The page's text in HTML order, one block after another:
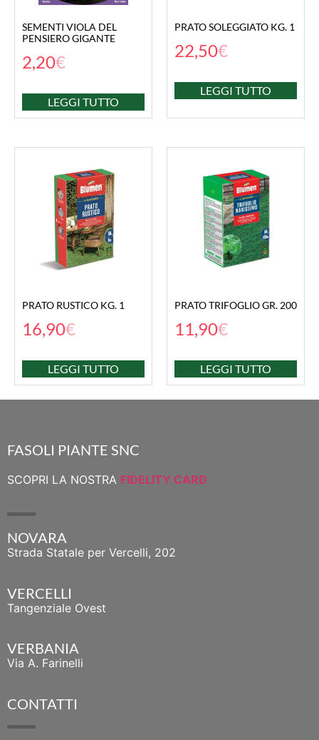
SEMENTI VIOLA DEL
PENSIERO GIGANTE
2,20€
LEGGI TUTTO
PRATO SOLEGGIATO KG. 1
22,50€
LEGGI TUTTO
PRATO RUSTICO KG. 1
16,90€
LEGGI TUTTO
PRATO TRIFOGLIO GR. 200
11,90€
LEGGI TUTTO
FASOLI PIANTE SNC
SCOPRI LA NOSTRA FIDELITY CARD
NOVARA
Strada Statale per Vercelli, 202
VERCELLI
Tangenziale Ovest
VERBANIA
Via A. Farinelli
CONTATTI